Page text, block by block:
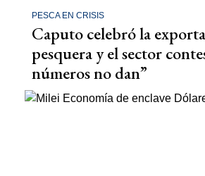
PESCA EN CRISIS
Caputo celebró la
pesquera y el sector
números no dan”